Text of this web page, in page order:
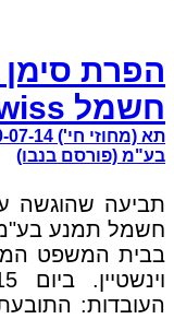
הפרת
חשמל Gewiss
בע"מ (פורסם בנבו)
חשמל תמנע בע"מ
בבית המשפט
העובדות: